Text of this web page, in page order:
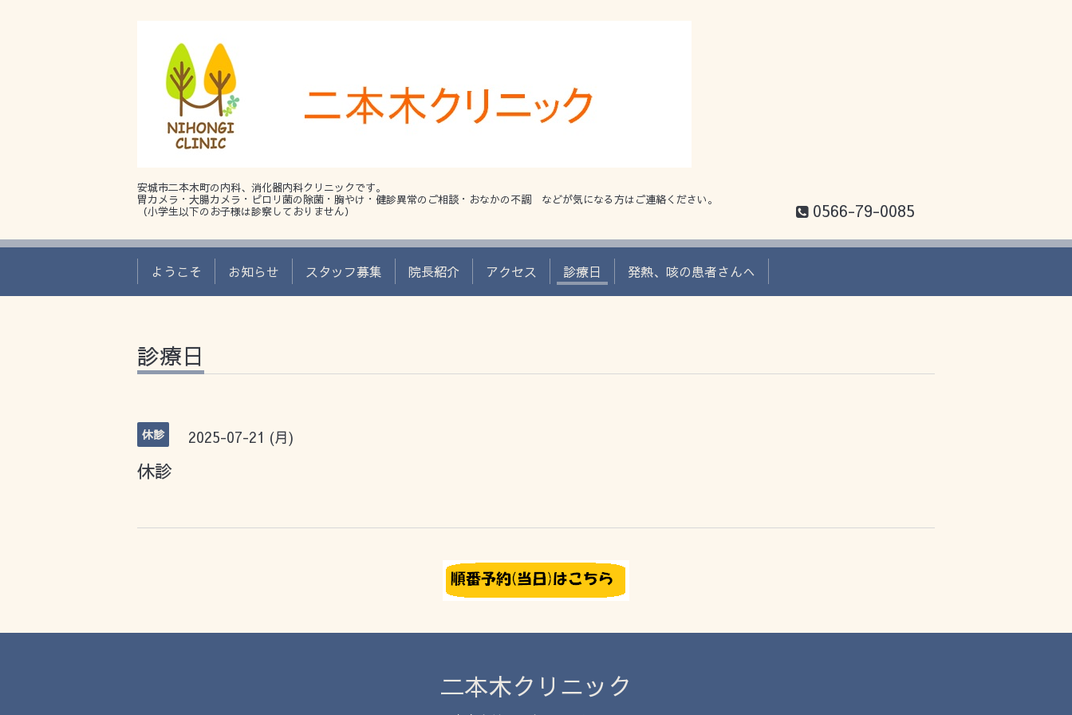
安城市二本木町の内科、消化器内科クリニックです。
胃カメラ・大腸カメラ・ピロリ菌の除菌・胸やけ・健診異常のご相談・おなかの不調 などが気になる方はご連絡ください。
（小学生以下のお子様は診察しておりません）
0566-79-0085
ようこそ お知らせ スタッフ募集 院長紹介 アクセス 診療日 発熱、咳の患者さんへ
診療日
休診 2025-07-21 (月)
休診
二本木クリニック